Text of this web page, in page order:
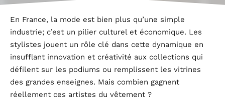
En France, la mode est bien plus qu’une simple
industrie; c’est un pilier culturel et économique. Les
stylistes jouent un rôle clé dans cette dynamique en
insufflant innovation et créativité aux collections qui
défilent sur les podiums ou remplissent les vitrines
des grandes enseignes. Mais combien gagnent
réellement ces artistes du vêtement ?